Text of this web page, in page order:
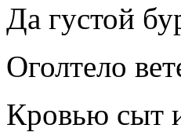
Да густой
Оголтело
Кровью сыт